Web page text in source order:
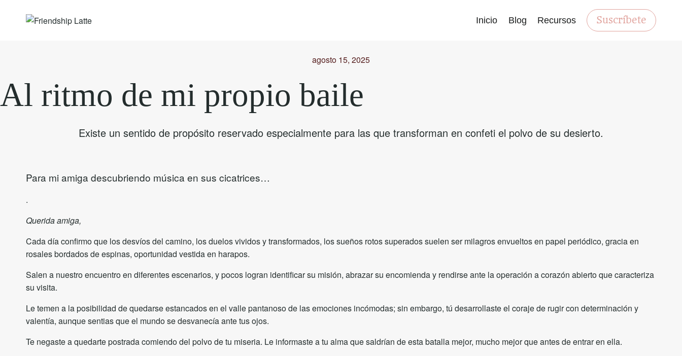
Inicio Blog Recursos Suscríbete
agosto 15, 2025
Al ritmo de mi propio baile
Existe un sentido de propósito reservado especialmente para las que transforman en confeti el polvo de su desierto.
Para mi amiga descubriendo música en sus cicatrices…
.
Querida amiga,
Cada día confirmo que los desvíos del camino, los duelos vividos y transformados, los sueños rotos superados suelen ser milagros envueltos en papel periódico, gracia en
rosales bordados de espinas, oportunidad vestida en harapos.
Salen a nuestro encuentro en diferentes escenarios, y pocos logran identificar su misión, abrazar su encomienda y rendirse ante la operación a corazón abierto que caracteriza
su visita.
Le temen a la posibilidad de quedarse estancados en el valle pantanoso de las emociones incómodas; sin embargo, tú desarrollaste el coraje de rugir con determinación y
valentía, aunque sentias que el mundo se desvanecía ante tus ojos.
Te negaste a quedarte postrada comiendo del polvo de tu miseria. Le informaste a tu alma que saldrían de esta batalla mejor, mucho mejor que antes de entrar en ella.